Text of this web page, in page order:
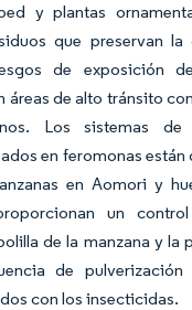
y plantas
que preservan
de exposición
áreas de alto tránsito
Los sistemas de
en feromonas
en Aomori y
un
de la manzana y la
de
con los insecticidas.